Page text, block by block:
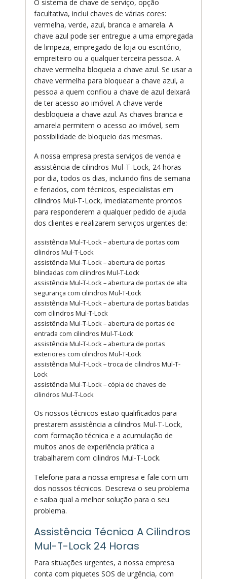
O sistema de chave de serviço, opção
facultativa, inclui chaves de várias cores:
vermelha, verde, azul, branca e amarela. A
chave azul pode ser entregue a uma empregada
de limpeza, empregado de loja ou escritório,
empreiteiro ou a qualquer terceira pessoa. A
chave vermelha bloqueia a chave azul. Se usar a
chave vermelha para bloquear a chave azul, a
pessoa a quem confiou a chave de azul deixará
de ter acesso ao imóvel. A chave verde
desbloqueia a chave azul. As chaves branca e
amarela permitem o acesso ao imóvel, sem
possibilidade de bloqueio das mesmas.
A nossa empresa presta serviços de venda e
assistência de cilindros Mul-T-Lock, 24 horas
por dia, todos os dias, incluindo fins de semana
e feriados, com técnicos, especialistas em
cilindros Mul-T-Lock, imediatamente prontos
para responderem a qualquer pedido de ajuda
dos clientes e realizarem serviços urgentes de:
assistência Mul-T-Lock – abertura de portas com
cilindros Mul-T-Lock
assistência Mul-T-Lock – abertura de portas
blindadas com cilindros Mul-T-Lock
assistência Mul-T-Lock – abertura de portas de alta
segurança com cilindros Mul-T-Lock
assistência Mul-T-Lock – abertura de portas batidas
com cilindros Mul-T-Lock
assistência Mul-T-Lock – abertura de portas de
entrada com cilindros Mul-T-Lock
assistência Mul-T-Lock – abertura de portas
exteriores com cilindros Mul-T-Lock
assistência Mul-T-Lock – troca de cilindros Mul-T-
Lock
assistência Mul-T-Lock – cópia de chaves de
cilindros Mul-T-Lock
Os nossos técnicos estão qualificados para
prestarem assistência a cilindros Mul-T-Lock,
com formação técnica e a acumulação de
muitos anos de experiência prática a
trabalharem com cilindros Mul-T-Lock.
Telefone para a nossa empresa e fale com um
dos nossos técnicos. Descreva o seu problema
e saiba qual a melhor solução para o seu
problema.
Assistência Técnica A Cilindros
Mul-T-Lock 24 Horas
Para situações urgentes, a nossa empresa
conta com piquetes SOS de urgência, com